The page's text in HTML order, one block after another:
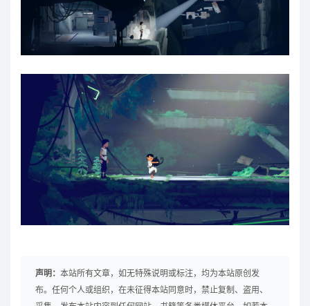
声明： 本站所有文章，如无特殊说明或标注，均为本站原创发
布。任何个人或组织，在未征得本站同意时，禁止复制、盗用、